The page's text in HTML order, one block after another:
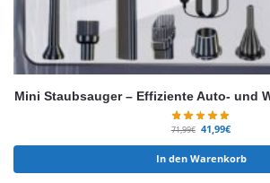
Mini Staubsauger – Effiziente Auto- und
71,99€ 41,99€
In den Warenkorb